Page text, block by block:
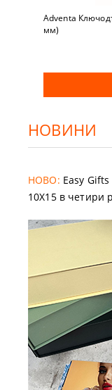
Adventa
мм)
НОВИНИ
НОВО: Easy
10X15 в четири